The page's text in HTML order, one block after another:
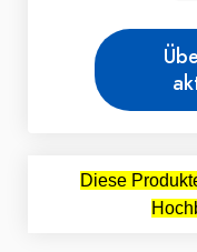
Diese